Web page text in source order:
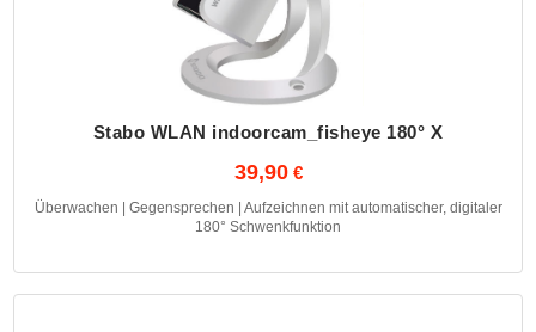
Stabo WLAN indoorcam_fisheye 180° X
39,90
Überwachen | Gegensprechen | Aufzeichnen mit automatischer, digitaler
180° Schwenkfunktion